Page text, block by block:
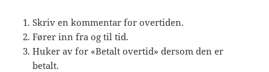
Skriv en kommentar for overtiden.
Fører inn fra og til tid.
Huker av for «Betalt overtid» dersom den er
betalt.